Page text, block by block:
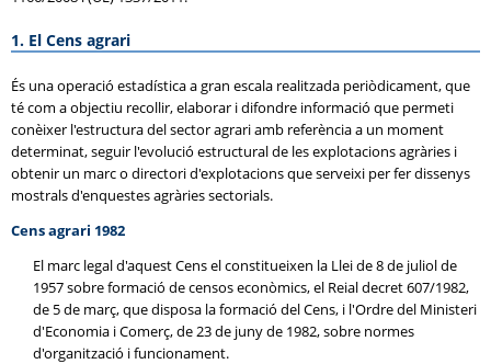
1. El Cens agrari
És una operació estadística a gran escala realitzada periòdicament, que
té com a objectiu recollir, elaborar i difondre informació que permeti
conèixer l'estructura del sector agrari amb referència a un moment
determinat, seguir l'evolució estructural de les explotacions agràries i
obtenir un marc o directori d'explotacions que serveixi per fer dissenys
mostrals d'enquestes agràries sectorials.
Cens agrari 1982
El marc legal d'aquest Cens el constitueixen la Llei de 8 de juliol de
1957 sobre formació de censos econòmics, el Reial decret 607/1982,
de 5 de març, que disposa la formació del Cens, i l'Ordre del Ministeri
d'Economia i Comerç, de 23 de juny de 1982, sobre normes
d'organització i funcionament.